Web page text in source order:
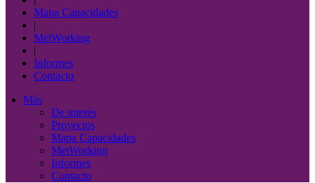
Mapa Capacidades
|
MetWorking
|
Informes
Contacto
Más
De interés
Proyectos
Mapa Capacidades
MetWorking
Informes
Contacto